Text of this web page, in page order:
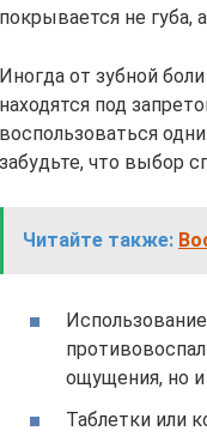
покрывается не губа,
Иногда от зубной
находятся под
воспользоваться
забудьте, что выбор
Читайте также:
ощущения, но
Таблетки или